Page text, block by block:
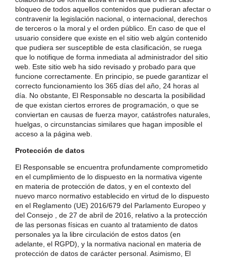
bloqueo de todos aquellos contenidos que pudieran afectar o
contravenir la legislación nacional, o internacional, derechos
de terceros o la moral y el orden público. En caso de que el
usuario considere que existe en el sitio web algún contenido
que pudiera ser susceptible de esta clasificación, se ruega
que lo notifique de forma inmediata al administrador del sitio
web. Este sitio web ha sido revisado y probado para que
funcione correctamente. En principio, se puede garantizar el
correcto funcionamiento los 365 días del año, 24 horas al
día. No obstante, El Responsable no descarta la posibilidad
de que existan ciertos errores de programación, o que se
conviertan en causas de fuerza mayor, catástrofes naturales,
huelgas, o circunstancias similares que hagan imposible el
acceso a la página web.
Protección de datos
El Responsable se encuentra profundamente comprometido
en el cumplimiento de lo dispuesto en la normativa vigente
en materia de protección de datos, y en el contexto del
nuevo marco normativo establecido en virtud de lo dispuesto
en el Reglamento (UE) 2016/679 del Parlamento Europeo y
del Consejo , de 27 de abril de 2016, relativo a la protección
de las personas físicas en cuanto al tratamiento de datos
personales ya la libre circulación de estos datos (en
adelante, el RGPD), y la normativa nacional en materia de
protección de datos de carácter personal. Asimismo, El